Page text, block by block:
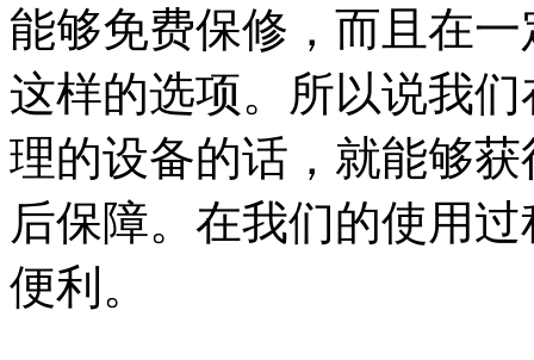
能够免费保修，而且在
这样的选项。所以说我
理的设备的话，就能够
后保障。在我们的使用
便利。